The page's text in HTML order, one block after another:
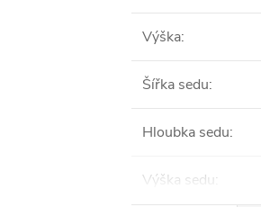
Výška:
Šířka sedu:
Hloubka sedu:
Výška sedu :